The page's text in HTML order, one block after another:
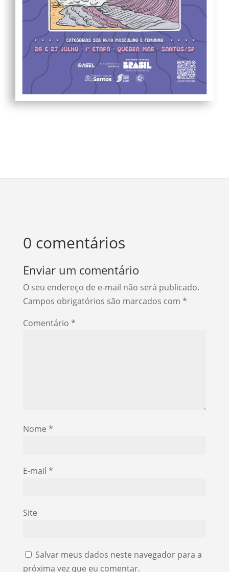
0 comentários
Enviar um comentário
O seu endereço de e-mail não será publicado.
Campos obrigatórios são marcados com *
Comentário *
Nome *
E-mail *
Site
Salvar meus dados neste navegador para a
próxima vez que eu comentar.